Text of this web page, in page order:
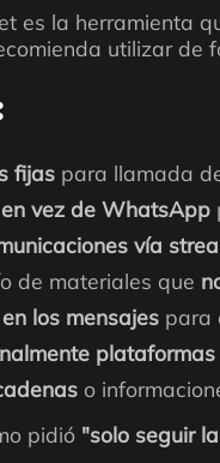
es la herramienta
utilizar
fijas para llamada
vez de WhatsApp
vía
de materiales que
los mensajes para
plataformas
o
pidió "solo seguir